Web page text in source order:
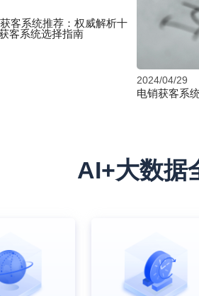
客系统推荐：权威解析十
客系统选择指南
2024/04/29
电销获客系
AI+大数据